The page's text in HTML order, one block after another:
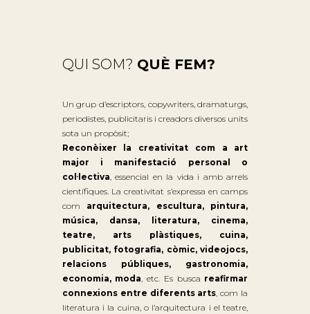
QUI SOM? QUÈ FEM?
Un grup d’escriptors, copywriters, dramaturgs,
periodistes, publicitaris i creadors diversos units
sota un propòsit;
Reconèixer la creativitat com a art
major i manifestació personal o
col·lectiva, essencial en la vida i amb arrels
científiques. La creativitat s’expressa en camps
com arquitectura, escultura, pintura,
música, dansa, literatura, cinema,
teatre, arts plàstiques, cuina,
publicitat, fotografia, còmic, videojocs,
relacions públiques, gastronomia,
economia, moda, etc. Es busca reafirmar
connexions entre diferents arts, com la
literatura i la cuina, o l’arquitectura i el teatre,